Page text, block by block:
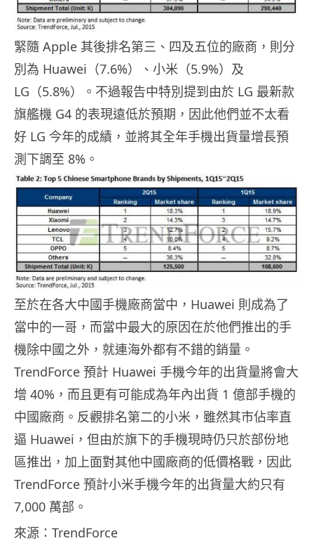
緊隨 Apple 其後排名第三、四及五位的廠商，則分
別為 Huawei（7.6%）、小米（5.9%）及
LG（5.8%）。不過報告中特別提到由於 LG 最新款
旗艦機 G4 的表現遠低於預期，因此他們並不太看
好 LG 今年的成績，並將其全年手機出貨量增長預
測下調至 8%。
至於在各大中國手機廠商當中，Huawei 則成為了
當中的一哥，而當中最大的原因在於他們推出的手
機除中國之外，就連海外都有不錯的銷量。
TrendForce 預計 Huawei 手機今年的出貨量將會大
增 40%，而且更有可能成為年內出貨 1 億部手機的
中國廠商。反觀排名第二的小米，雖然其市佔率直
逼 Huawei，但由於旗下的手機現時仍只於部份地
區推出，加上面對其他中國廠商的低價格戰，因此
TrendForce 預計小米手機今年的出貨量大約只有
7,000 萬部。
來源：TrendForce